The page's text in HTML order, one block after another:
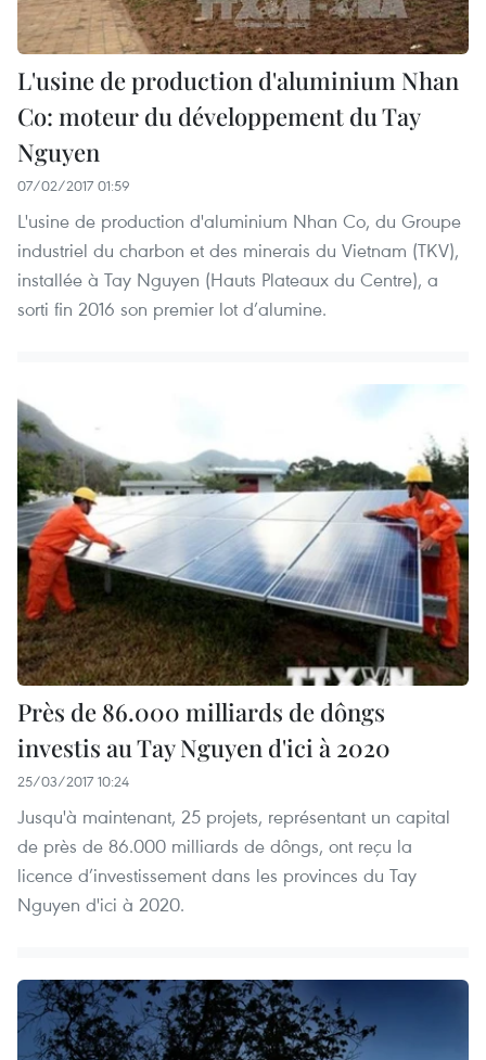
L'usine de production d'aluminium Nhan
Co: moteur du développement du Tay
Nguyen
07/02/2017 01:59
L'usine de production d'aluminium Nhan Co, du Groupe
industriel du charbon et des minerais du Vietnam (TKV),
installée à Tay Nguyen (Hauts Plateaux du Centre), a
sorti fin 2016 son premier lot d’alumine.
Près de 86.000 milliards de dôngs
investis au Tay Nguyen d'ici à 2020
25/03/2017 10:24
Jusqu'à maintenant, 25 projets, représentant un capital
de près de 86.000 milliards de dôngs, ont reçu la
licence d’investissement dans les provinces du Tay
Nguyen d'ici à 2020.